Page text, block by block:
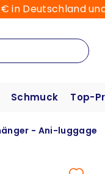
in Deutschland
Schmuck Top-
- Ani-luggage